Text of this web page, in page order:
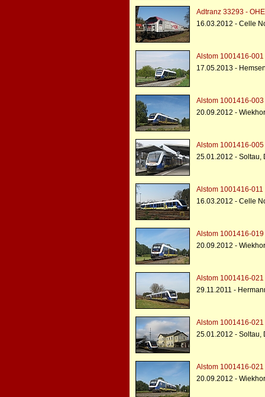
Adtranz 33293 -
16.03.2012 - Celle
Alstom 1001416-
17.05.2013 -
Alstom 1001416-
20.09.2012 -
Alstom 1001416-
25.01.2012 - Soltau,
Alstom 1001416-
16.03.2012 - Celle
Alstom 1001416-
20.09.2012 -
Alstom 1001416-
29.11.2011 -
Alstom 1001416-
25.01.2012 - Soltau,
Alstom 1001416-
20.09.2012 -